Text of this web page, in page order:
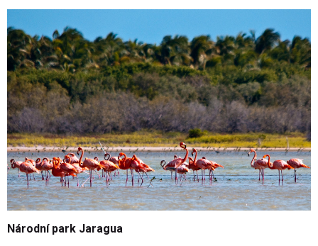
Národní park Jaragua